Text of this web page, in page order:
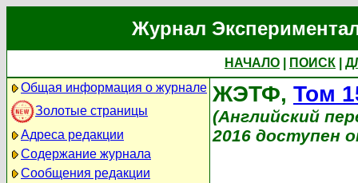
Журнал
НАЧАЛО ПОИСК
Общая информация о журнале
Золотые страницы
Адреса редакции
Содержание журнала
Сообщения редакции
ЖЭТФ, Том
(Английский
2016 доступен